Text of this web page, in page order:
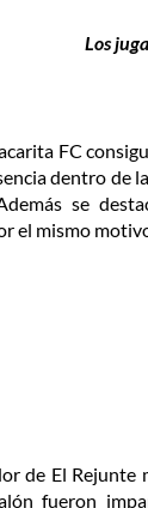
Los
FC
dentro de
se
el mismo
de El Rejunte
fueron